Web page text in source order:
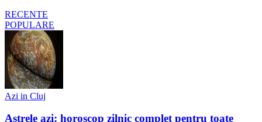
RECENTE
POPULARE
Azi in Cluj
Astrele azi: horoscop zilnic complet pentru toate